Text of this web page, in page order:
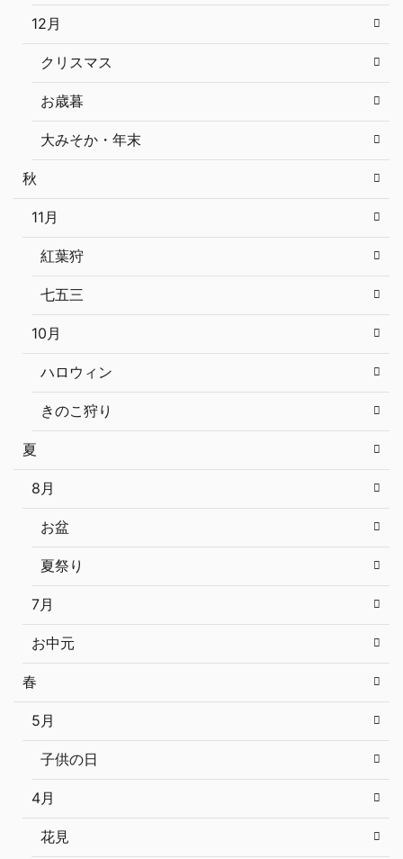
12月
クリスマス
お歳暮
大みそか・年末
秋
11月
紅葉狩
七五三
10月
ハロウィン
きのこ狩り
夏
8月
お盆
夏祭り
7月
お中元
春
5月
子供の日
4月
花見